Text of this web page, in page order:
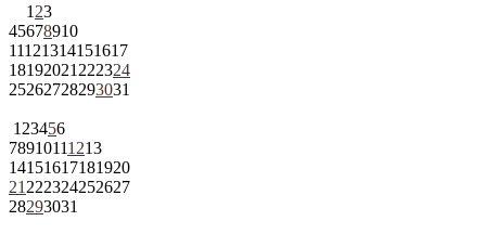
1 23
45678910
11121314151617
18192021 222324
25262728293031
1 23456
78910111213
14151617181920
21 222324252627
28293031